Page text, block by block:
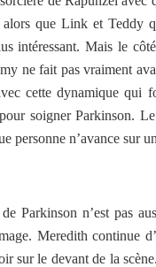
alors que Link et Teddy
intéressant. Mais le
ne fait pas vraiment
cette dynamique qui
soigner Parkinson.
personne n’avance sur
Parkinson n’est pas
Meredith continue
sur le devant de la